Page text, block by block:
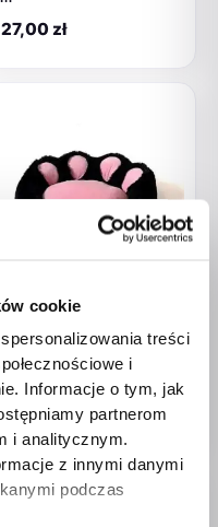
cookie
treści
i
Informacje o tym, jak
partnerom
i analitycznym.
z innymi danymi
podczas
zł
BRAK W
MAGAZYNIE
zwierząt
GIFT Łapa Legowisko dla
i kota XL – czarno-
różowy – 75×75 cm
zł